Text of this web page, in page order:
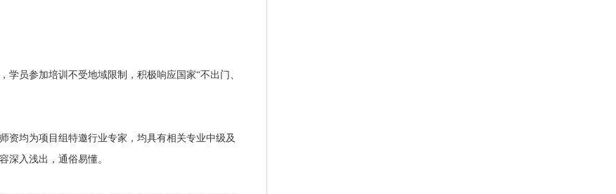
学员参加培训不受地域限制，积极响应国家“不出门、
资均为项目组特邀行业专家，均具有相关专业中级及
深入浅出，通俗易懂。